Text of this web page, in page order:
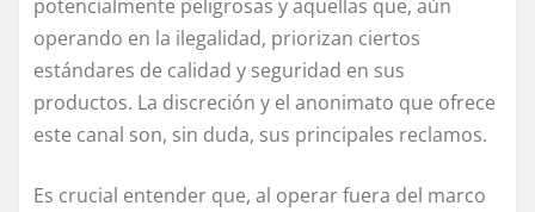
potencialmente peligrosas y aquellas que, aún
operando en la ilegalidad, priorizan ciertos
estándares de calidad y seguridad en sus
productos. La discreción y el anonimato que ofrece
este canal son, sin duda, sus principales reclamos.
Es crucial entender que, al operar fuera del marco